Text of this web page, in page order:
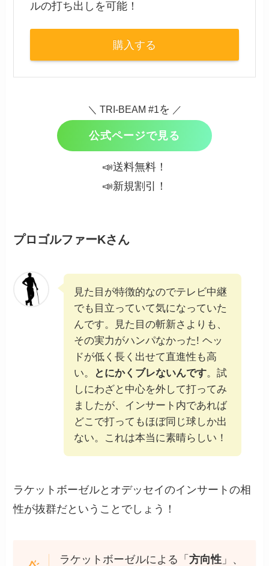
ルの打ち出しを可能！
購入する
＼ TRI-BEAM #1 を ／
公式ページで見る
📣送料無料！
📣新規割引！
プロゴルファーKさん
見た目が特徴的なのでテレビ中継
でも目立っていて気になっていた
んです。見た目の斬新さよりも、
その実力がハンパなかった! ヘッ
ドが低く長く出せて直進性も高
い。
とにかくブレないんです。試
しにわざと中心を外して打ってみ
ましたが、インサート内であれば
どこで打ってもほぼ同じ球しか出
ない。これは本当に素晴らしい！
ラケットボーゼルとオデッセイのインサートの相
性が抜群だということでしょう！
ラケットボーゼルによる「 方向性」、